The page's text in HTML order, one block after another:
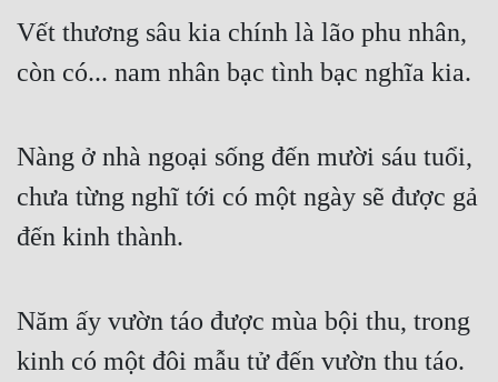
Vết thương sâu kia chính là lão phu nhân,
còn có... nam nhân bạc tình bạc nghĩa kia.
Nàng ở nhà ngoại sống đến mười sáu tuổi,
chưa từng nghĩ tới có một ngày sẽ được gả
đến kinh thành.
Năm ấy vườn táo được mùa bội thu, trong
kinh có một đôi mẫu tử đến vườn thu táo.